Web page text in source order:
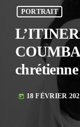
PORTRAIT
today 18 FÉVRIER